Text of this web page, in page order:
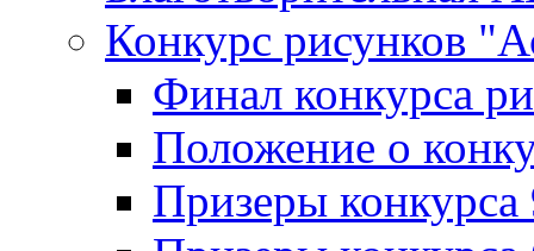
Конкурс рисунков
Финал конкурса
Положение о
Призеры конкурса